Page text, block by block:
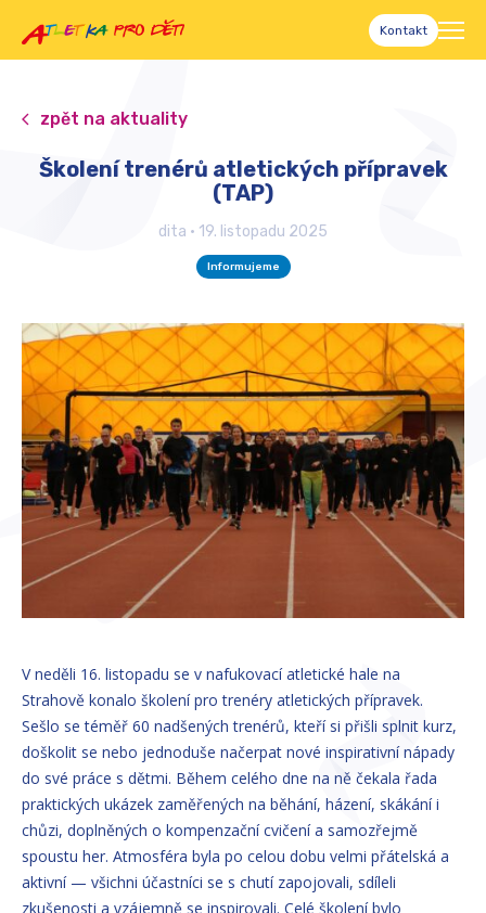
Kontakt
zpět na aktuality
Školení trenérů atletických přípravek
(TAP)
dita • 19. listopadu 2025
Informujeme
V neděli 16. listopadu se v nafukovací atletické hale na
Strahově konalo školení pro trenéry atletických přípravek.
Sešlo se téměř 60 nadšených trenérů, kteří si přišli splnit kurz,
doškolit se nebo jednoduše načerpat nové inspirativní nápady
do své práce s dětmi. Během celého dne na ně čekala řada
praktických ukázek zaměřených na běhání, házení, skákání i
chůzi, doplněných o kompenzační cvičení a samozřejmě
spoustu her. Atmosféra byla po celou dobu velmi přátelská a
aktivní — všichni účastníci se s chutí zapojovali, sdíleli
zkušenosti a vzájemně se inspirovali. Celé školení bylo